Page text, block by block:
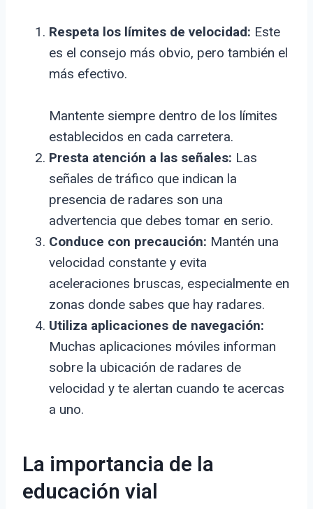
Respeta los límites de velocidad: Este
es el consejo más obvio, pero también el
más efectivo.
Mantente siempre dentro de los límites
establecidos en cada carretera.
Presta atención a las señales: Las
señales de tráfico que indican la
presencia de radares son una
advertencia que debes tomar en serio.
Conduce con precaución: Mantén una
velocidad constante y evita
aceleraciones bruscas, especialmente en
zonas donde sabes que hay radares.
Utiliza aplicaciones de navegación:
Muchas aplicaciones móviles informan
sobre la ubicación de radares de
velocidad y te alertan cuando te acercas
a uno.
La importancia de la
educación vial